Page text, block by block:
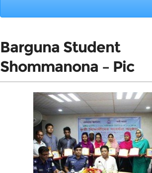
Barguna Student
Shommanona – Pic